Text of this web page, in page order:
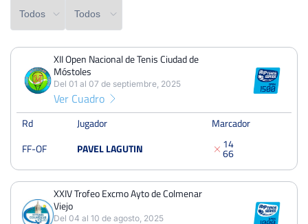
PERDIDOSPARTIDOSGANADOS
6 18
PERDIDOS SETS
15 25
PERDIDOS JUEGOS
165 359 194
XII Open Nacional de Tenis Ciudad de
Móstoles
Del 01 al 07 de septiembre, 2025
Ver Cuadro
Rd Jugador
Marcador
FF-OF
PAVEL LAGUTIN 1
6
4
6
XXIV Trofeo Excmo Ayto de Colmenar
Viejo
Del 04 al 10 de agosto, 2025